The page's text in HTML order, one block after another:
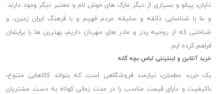
دایان، پیانو و بسیاری از دیگر مارک های خوش نام و معتبر دیگر وجود دارند.
و ما با شناسایی ذائقه و سلیقه مردم فهیم و با فرهنگ ایران زمین، و
شناختی که از روحیه پدر و مادر های مهربان داریم، بهترین ها را برایشان
فراهم کرده ایم.
خرید آنلاین و اینترنتی لباس بچه گانه
یک خرید مطمئن، نیازمند فروشگاهی است که بتواند کالاهایی متنوع،
باکیفیت و دارای قیمت مناسب را در مدت زمانی کوتاه به دست مشتریان